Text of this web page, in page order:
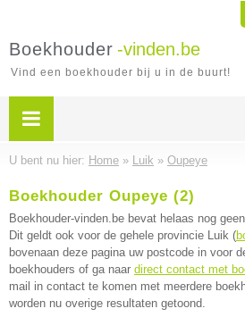
Boekhouder -vinden.be
Vind een boekhouder bij u in de buurt!
U bent nu hier: Home » Luik » Oupeye
Boekhouder Oupeye (2)
Boekhouder-vinden.be bevat helaas nog geen
Dit geldt ook voor de gehele provincie Luik (
bovenaan deze pagina uw postcode in voor
boekhouders of ga naar direct contact met
mail in contact te komen met meerdere
worden nu overige resultaten getoond.